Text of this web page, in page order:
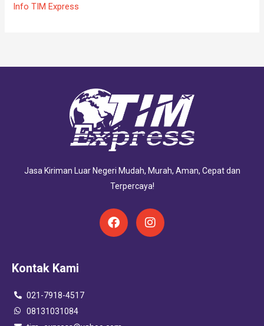
Info TIM Express
Jasa Kiriman Luar Negeri Mudah, Murah, Aman, Cepat dan
Terpercaya!
F
a
I
n
Kontak Kami
021-7918-4517
08131031084